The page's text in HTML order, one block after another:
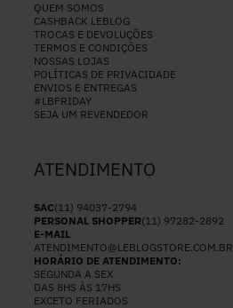
QUEM SOMOS
CASHBACK LEBLOG
TROCAS E DEVOLUÇÕES
TERMOS E CONDIÇÕES
NOSSAS LOJAS
POLÍTICAS DE PRIVACIDADE
ENVIOS E ENTREGAS
#LBFRIDAY
SEJA UM REVENDEDOR
ATENDIMENTO
SAC(11) 94037-2794
PERSONAL SHOPPER(11) 97282-2892
E-MAIL
ATENDIMENTO@LEBLOGSTORE.COM.BR
HORÁRIO DE ATENDIMENTO:
SEGUNDA A SEX
DAS 8HS ÀS 17HS
EXCETO FERIADOS